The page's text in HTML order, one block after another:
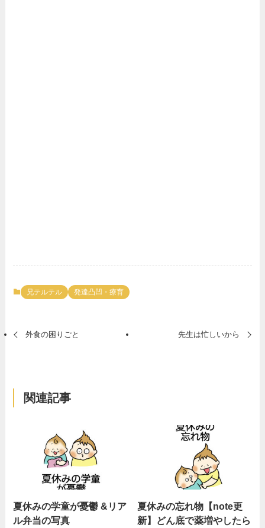
兄テルテル 発達凸凹・療育
外食の困りごと 先生は忙しいから
関連記事
夏休みの学童が憂鬱 &リア
ル弁当の写真
夏休みの忘れ物【note更
新】どん底で薬増やしたら